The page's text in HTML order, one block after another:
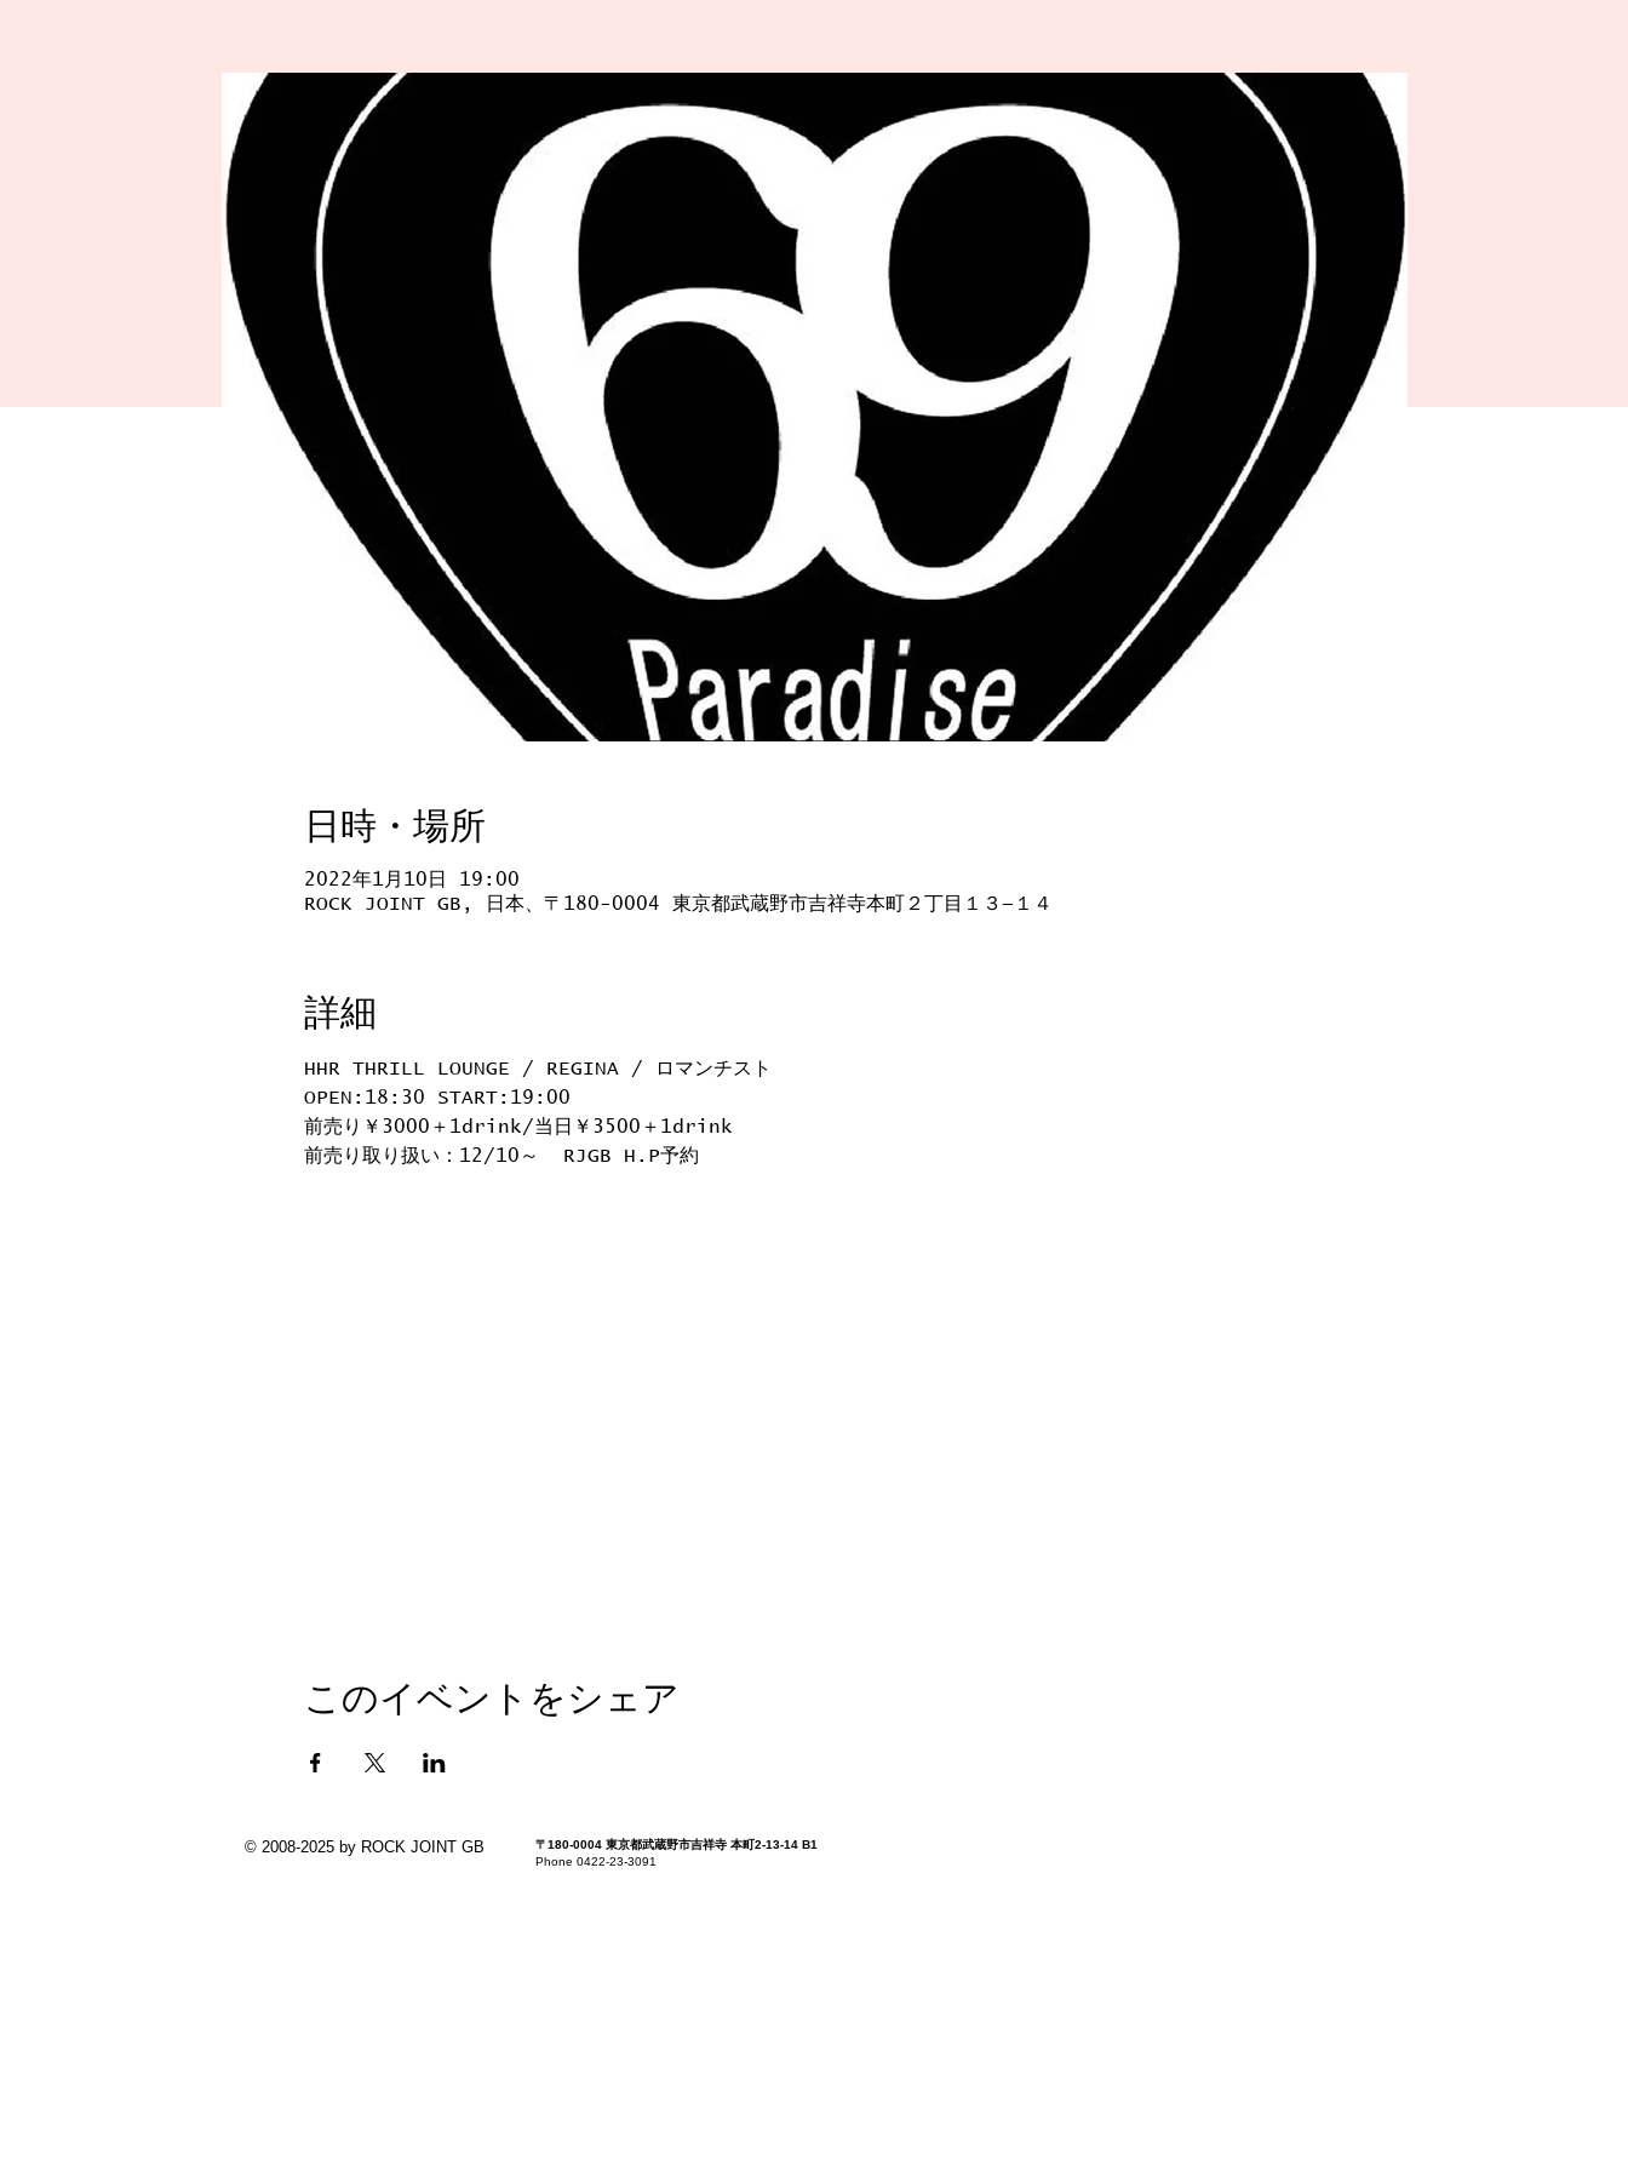
日時・場所
2022年1月10日 19:00
ROCK JOINT GB, 日本、〒180-0004 東京都武蔵野市吉祥寺本町２丁目１３−１４
詳細
HHR THRILL LOUNGE / REGINA / ロマンチスト
OPEN:18:30 START:19:00
前売り￥3000＋1drink/当日￥3500＋1drink
前売り取り扱い：12/10～  RJGB H.P予約
このイベントをシェア
© 2008-2025 by ROCK JOINT GB
〒180-0004 東京都武蔵野市吉祥寺 本町2-13-14 B1
Phone 0422-23-3091